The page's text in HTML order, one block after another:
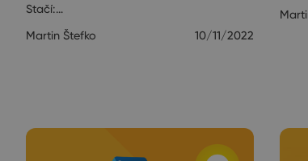
Stačí:…
Martin Štefko
10/11/2022